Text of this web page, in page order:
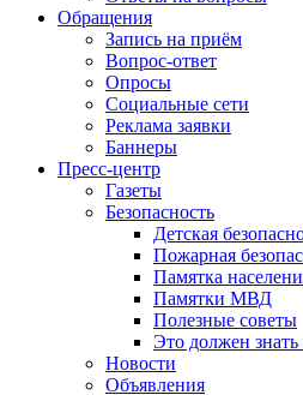
Обращения
Запись на приём
Вопрос-ответ
Опросы
Социальные сети
Реклама заявки
Баннеры
Пресс-центр
Газеты
Безопасность
Детская
Пожарная
Памятка
Памятки МВД
Полезные советы
Это должен
Новости
Объявления